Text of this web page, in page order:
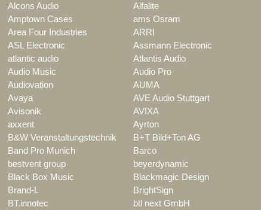
Alcons Audio
Alfalite
Amptown Cases
ams Osram
Area Four Industries
ARRI
ASL Electronic
Assmann Electronic
atlantic audio
Atlantis Audio
Audio Music
Audio Pro
Audiovation
AUMA
Avaya
AVE Audio Stuttgart
Avisonik
AVIXA
axxent
Ayrton
B&W Veranstaltungstechnik
B+T Bild+Ton AG
Band Pro Munich
Barco
bestvent group
beyerdynamic
Black Box Music
Blackmagic Design
Brand-L
BrightSign
BT.innotec
btl next GmbH